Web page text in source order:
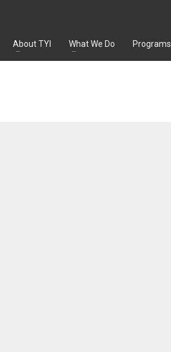
About TYI What We Do Programs